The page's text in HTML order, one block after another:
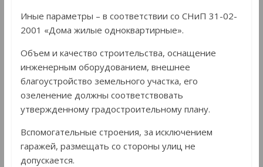
Иные параметры – в соответствии со СНиП 31-02-
2001 «Дома жилые одноквартирные».
Объем и качество строительства, оснащение
инженерным оборудованием, внешнее
благоустройство земельного участка, его
озеленение должны соответствовать
утвержденному градостроительному плану.
Вспомогательные строения, за исключением
гаражей, размещать со стороны улиц не
допускается.